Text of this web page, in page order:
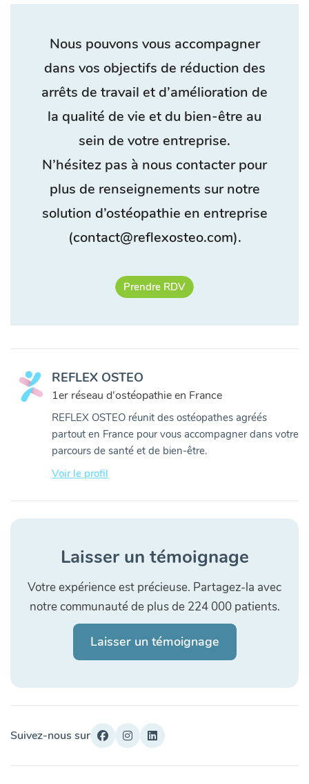
Nous pouvons vous accompagner
dans vos objectifs de réduction des
arrêts de travail et d’amélioration de
la qualité de vie et du bien-être au
sein de votre entreprise.
N’hésitez pas à nous contacter pour
plus de renseignements sur notre
solution d’ostéopathie en entreprise
(contact@reflexosteo.com).
Prendre RDV
REFLEX OSTEO
1er réseau d'ostéopathie en France
REFLEX OSTEO réunit des ostéopathes agréés
partout en France pour vous accompagner dans votre
parcours de santé et de bien-être.
Voir le profil
Laisser un témoignage
Votre expérience est précieuse. Partagez-la avec
notre communauté de plus de 224 000 patients.
Laisser un témoignage
Suivez-nous sur